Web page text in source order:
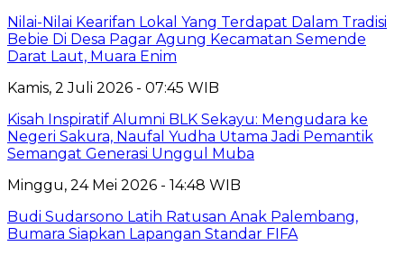
Nilai-Nilai Kearifan Lokal Yang Terdapat Dalam Tradisi
Bebie Di Desa Pagar Agung Kecamatan Semende
Darat Laut, Muara Enim
Kamis, 2 Juli 2026 - 07:45 WIB
Kisah Inspiratif Alumni BLK Sekayu: Mengudara ke
Negeri Sakura, Naufal Yudha Utama Jadi Pemantik
Semangat Generasi Unggul Muba
Minggu, 24 Mei 2026 - 14:48 WIB
Budi Sudarsono Latih Ratusan Anak Palembang,
Bumara Siapkan Lapangan Standar FIFA